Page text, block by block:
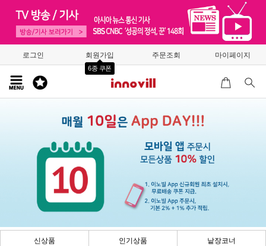
로그인 회원가입
6종 쿠폰
주문조회 마이페이지
신상품 인기상품 낱장코너